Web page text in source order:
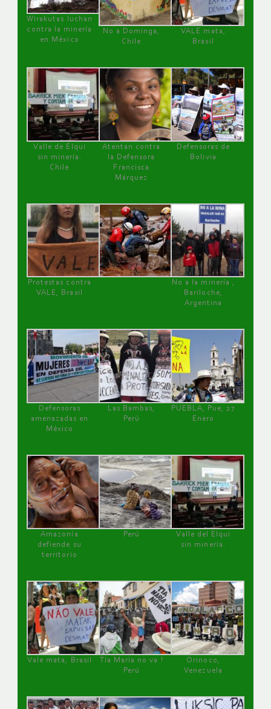
Wirakutas luchan
contra la minería
en México
No a Dominga,
Chile
VALE mata,
Brasil
Valle de Elqui
sin minería.
Chile
Atentan contra
la Defensora
Francisca
Márquez
Defensoras de
Bolivia
Protestas contra
VALE, Brasil
No a la minería ,
Bariloche,
Argentina
Defensoras
amenazadas en
México
Las Bambas,
Perú
PUEBLA, Pue, 27
Enero
Amazonía
defiende su
territorio
Perú
Valle del Elqui
sin minería.
Vale mata, Brasil
Tía María no va !
Perú
Orinoco,
Venezuela